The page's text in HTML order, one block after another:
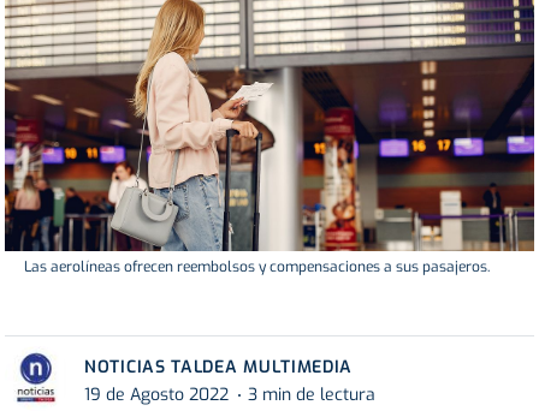
Las aerolíneas ofrecen reembolsos y compensaciones a sus pasajeros.
NOTICIAS TALDEA MULTIMEDIA
19 de Agosto 2022
3 min de lectura